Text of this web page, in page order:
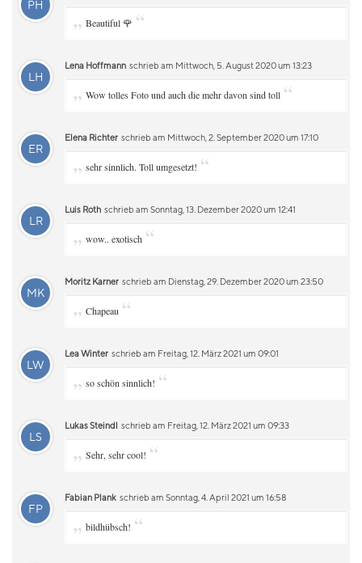
PH
„ Beautiful 🌹 “
LH
Lena Hoffmann schrieb am Mittwoch, 5. August 2020 um 13:23
„ Wow tolles Foto und auch die mehr davon sind toll “
ER
Elena Richter schrieb am Mittwoch, 2. September 2020 um 17:10
„ sehr sinnlich. Toll umgesetzt! “
LR
Luis Roth schrieb am Sonntag, 13. Dezember 2020 um 12:41
„ wow.. exotisch “
MK
Moritz Karner schrieb am Dienstag, 29. Dezember 2020 um 23:50
„ Chapeau “
LW
Lea Winter schrieb am Freitag, 12. März 2021 um 09:01
„ so schön sinnlich! “
LS
Lukas Steindl schrieb am Freitag, 12. März 2021 um 09:33
„ Sehr, sehr cool! “
FP
Fabian Plank schrieb am Sonntag, 4. April 2021 um 16:58
„ bildhübsch! “